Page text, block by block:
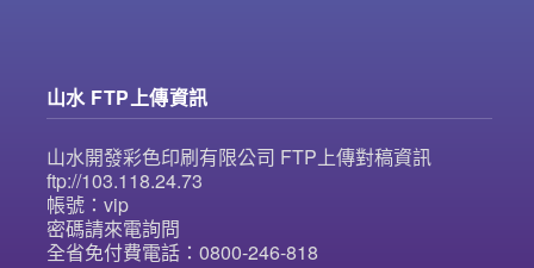
山水 FTP上傳資訊
山水開發彩色印刷有限公司 FTP上傳對稿資訊
ftp://103.118.24.73
帳號：vip
密碼請來電詢問
全省免付費電話：0800-246-818